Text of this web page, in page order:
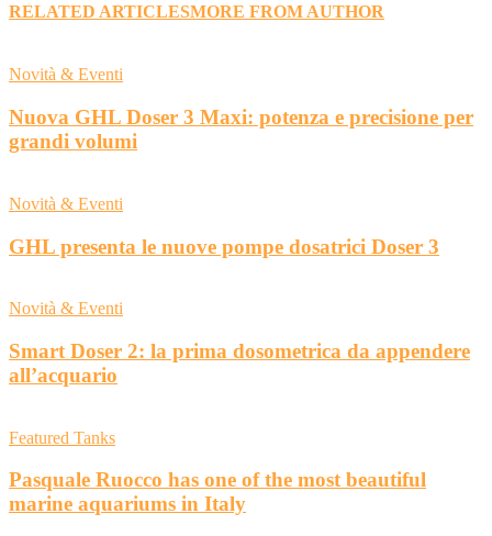
RELATED ARTICLESMORE FROM AUTHOR
Novità & Eventi
Nuova GHL Doser 3 Maxi: potenza e precisione per
grandi volumi
Novità & Eventi
GHL presenta le nuove pompe dosatrici Doser 3
Novità & Eventi
Smart Doser 2: la prima dosometrica da appendere
all’acquario
Featured Tanks
Pasquale Ruocco has one of the most beautiful
marine aquariums in Italy